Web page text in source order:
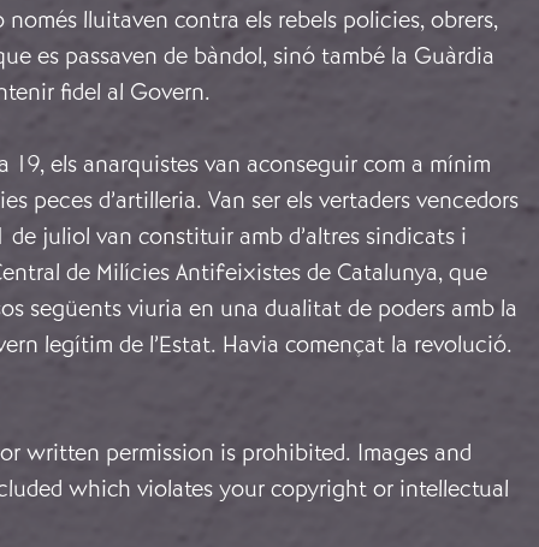
només lluitaven contra els rebels policies, obrers,
es passaven de bàndol, sinó també la Guàrdia
fidel al Govern.
19, els anarquistes van aconseguir com a mínim
peces d’artilleria. Van ser els vertaders vencedors
de juliol van constituir amb d’altres sindicats i
de Milícies Antifeixistes de Catalunya, que
següents viuria en una dualitat de poders amb la
legítim de l’Estat. Havia començat la revolució.
written permission is prohibited. Images and
which violates your copyright or intellectual